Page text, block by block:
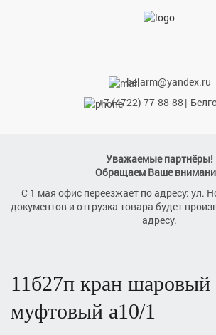
belarm@yandex.ru
+7 (4722) 77-88-88 |
Уважаемые партнёры!
Обращаем Ваше
С 1 мая офис переезжает по адресу: ул.
документов и отгрузка товара будет
адресу.
11б27п кран шаровый
муфтовый а10/1